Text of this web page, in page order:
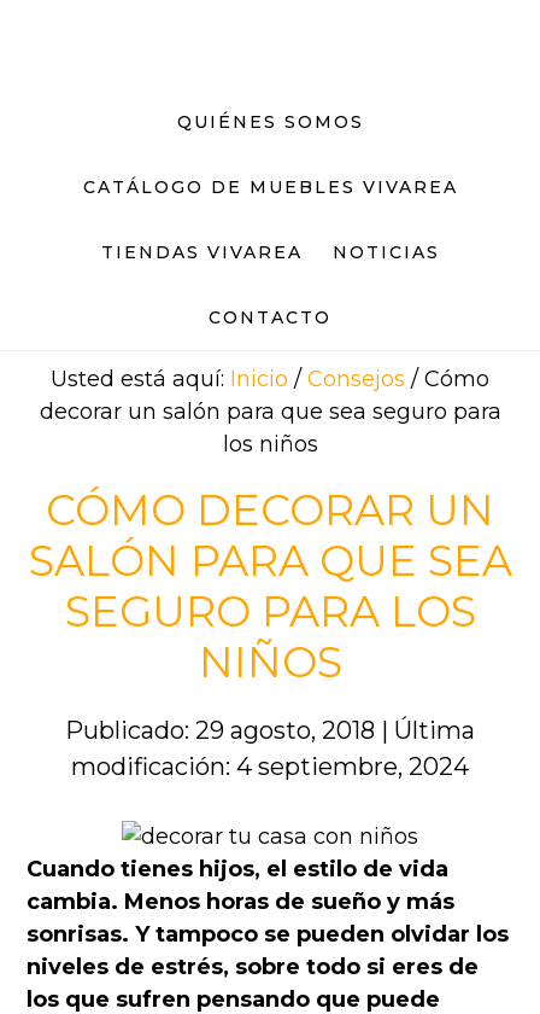
QUIÉNES SOMOS
CATÁLOGO DE MUEBLES VIVAREA
TIENDAS VIVAREA NOTICIAS
CONTACTO
Usted está aquí: Inicio / Consejos / Cómo
decorar un salón para que sea seguro para
los niños
CÓMO DECORAR UN
SALÓN PARA QUE SEA
SEGURO PARA LOS
NIÑOS
Publicado: 29 agosto, 2018 | Última
modificación: 4 septiembre, 2024
Cuando tienes hijos, el estilo de vida
cambia. Menos horas de sueño y más
sonrisas. Y tampoco se pueden olvidar los
niveles de estrés, sobre todo si eres de
los que sufren pensando que puede